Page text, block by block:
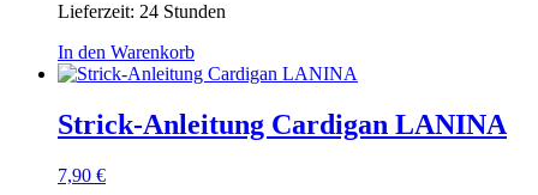
Lieferzeit: 24 Stunden
In den Warenkorb
Strick-Anleitung Cardigan LANINA
7,90 €